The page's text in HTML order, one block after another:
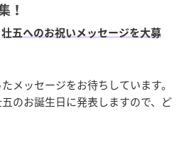
！
壮五へのお祝いメッセージを大募
メッセージをお待ちしています。
のお誕生日に発表しますので、ど